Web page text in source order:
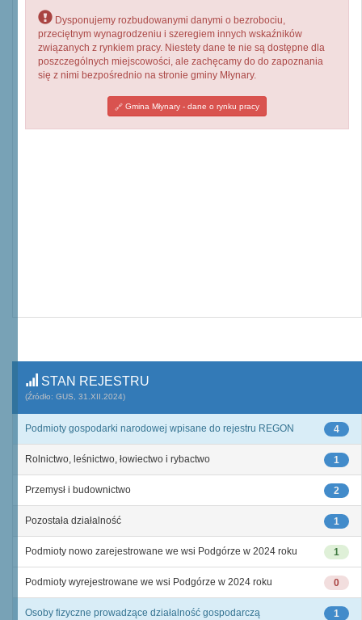
Dysponujemy rozbudowanymi danymi o bezrobociu,
przeciętnym wynagrodzeniu i szeregiem innych wskaźników
związanych z rynkiem pracy. Niestety dane te nie są dostępne dla
poszczególnych miejscowości, ale zachęcamy do do zapoznania
się z nimi bezpośrednio na stronie gminy Młynary.
Gmina Młynary - dane o rynku pracy
STAN REJESTRU
(Źródło: GUS, 31.XII.2024)
4
Podmioty gospodarki narodowej wpisane do rejestru REGON
1
Rolnictwo, leśnictwo, łowiectwo i rybactwo
2
Przemysł i budownictwo
1
Pozostała działalność
1
Podmioty nowo zarejestrowane we wsi Podgórze w 2024 roku
0
Podmioty wyrejestrowane we wsi Podgórze w 2024 roku
1
Osoby fizyczne prowadzące działalność gospodarczą